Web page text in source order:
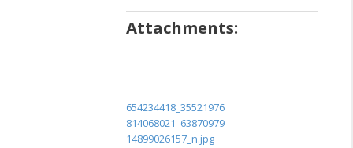
Attachments:
654234418_35521976
814068021_63870979
14899026157_n.jpg